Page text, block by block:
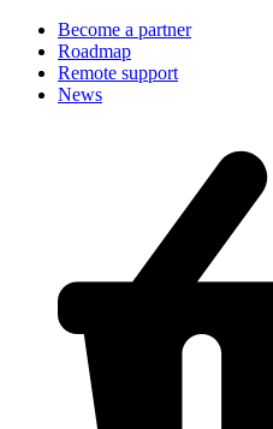
Become a partner
Roadmap
Remote support
News